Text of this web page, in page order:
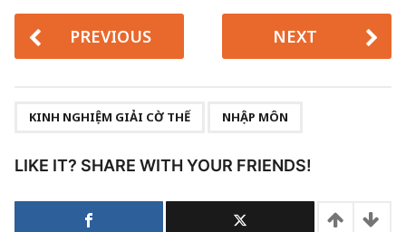
PREVIOUS NEXT
KINH NGHIỆM GIẢI CỜ THẾ NHẬP MÔN
LIKE IT? SHARE WITH YOUR FRIENDS!